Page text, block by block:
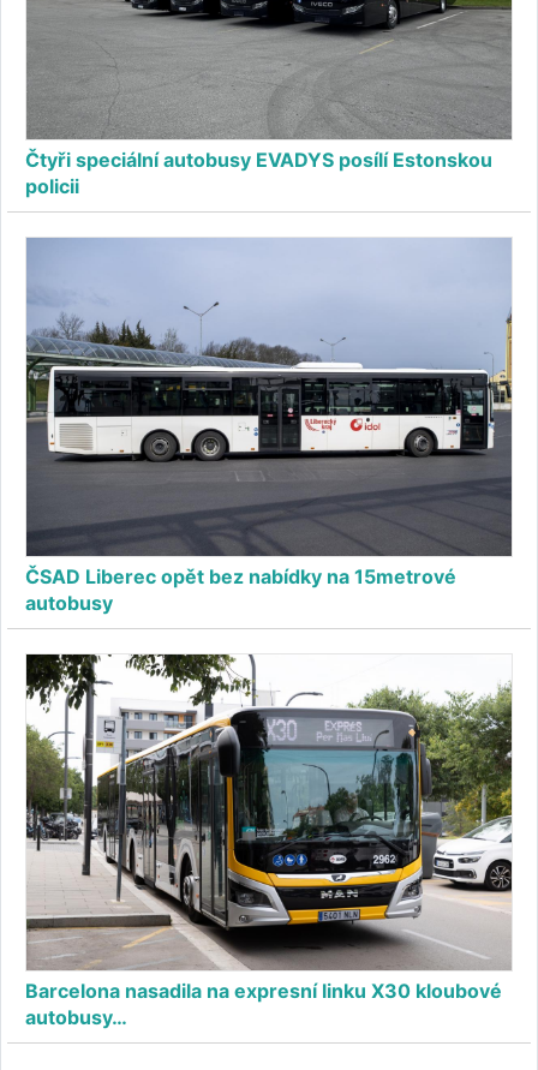
Čtyři speciální autobusy EVADYS posílí Estonskou
policii
ČSAD Liberec opět bez nabídky na 15metrové
autobusy
Barcelona nasadila na expresní linku X30 kloubové
autobusy…